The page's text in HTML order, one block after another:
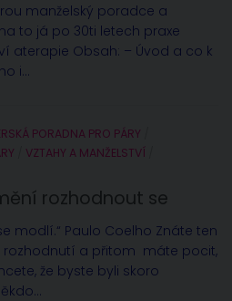
manželský poradce a
to já po 30ti letech praxe
aterapie Obsah: – Úvod a co k
i...
PORADNA PRO PÁRY
VZTAHY A MANŽELSTVÍ
rozhodnout se
modlí.“ Paulo Coelho Znáte ten
rozhodnutí a přitom máte pocit,
že byste byli skoro